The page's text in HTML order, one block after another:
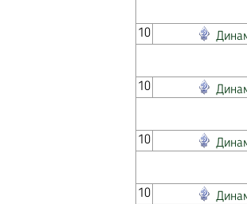
10
10
10
10